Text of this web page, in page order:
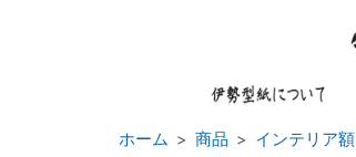
ホーム 商品 インテリア額